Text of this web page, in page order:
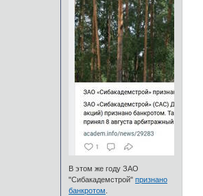
В этом же году ЗАО
"Сибакадемстрой"признано
банкротом.